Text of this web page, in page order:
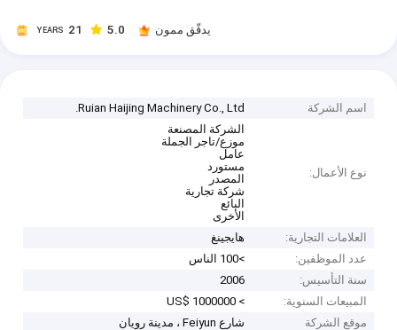
21
YEARS 5.0 يدقّق ممون
اسم الشركة Ruian Haijing Machinery Co., Ltd.
نوع الأعمال:
الشركة المصنعة
موزع/تاجر الجملة
عامل
مستورد
المصدر
شركة تجارية
البائع
الأخرى
العلامات التجارية:
هايجينغ
عدد الموظفين:
>100 الناس
سنة التأسيس:
2006
المبيعات السنوية:
> US$ 1000000
موقع الشركة
شارع Feiyun ، مدينة رويان